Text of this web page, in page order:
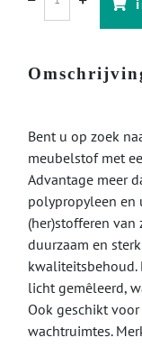
Bent u op zoek
meubelstof met
Advantage meer
polypropyleen en
(her)stofferen
duurzaam en
kwaliteitsbehoud.
licht gemêleerd,
Ook geschikt
wachtruimtes.